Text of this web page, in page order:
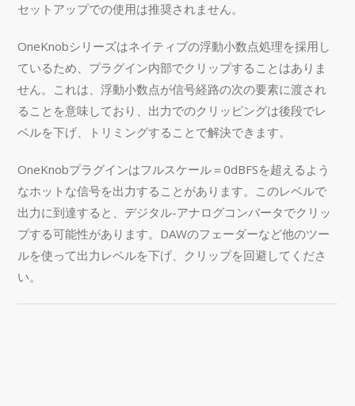
セットアップでの使用は推奨されません。
OneKnobシリーズはネイティブの浮動小数点処理を採用し
ているため、プラグイン内部でクリップすることはありま
せん。これは、浮動小数点が信号経路の次の要素に渡され
ることを意味しており、出力でのクリッピングは後段でレ
ベルを下げ、トリミングすることで解決できます。
OneKnobプラグインはフルスケール＝0dBFSを超えるよう
なホットな信号を出力することがあります。このレベルで
出力に到達すると、デジタル-アナログコンバータでクリッ
プする可能性があります。DAWのフェーダーなど他のツー
ルを使って出力レベルを下げ、クリップを回避してくださ
い。